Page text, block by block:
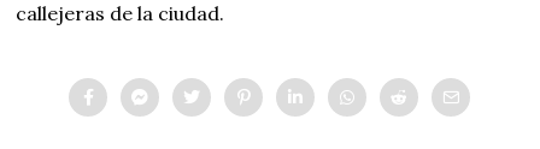
callejeras de la ciudad.